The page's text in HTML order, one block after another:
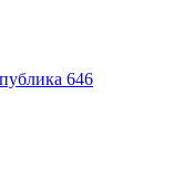
646